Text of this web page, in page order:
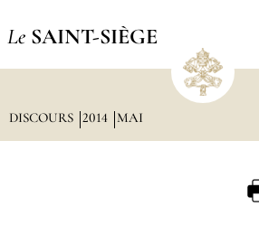
Le SAINT-SIÈGE
DISCOURS 2014 MAI